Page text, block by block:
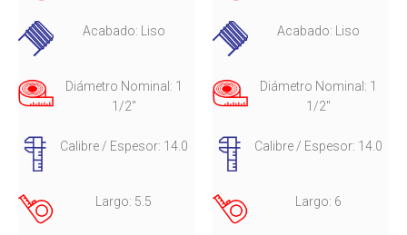
Acabado: Liso
Diámetro Nominal: 1
1/2"
Calibre / Espesor: 14.0
Largo: 5.5
Acabado: Liso
Diámetro Nominal: 1
1/2"
Calibre / Espesor: 14.0
Largo: 6